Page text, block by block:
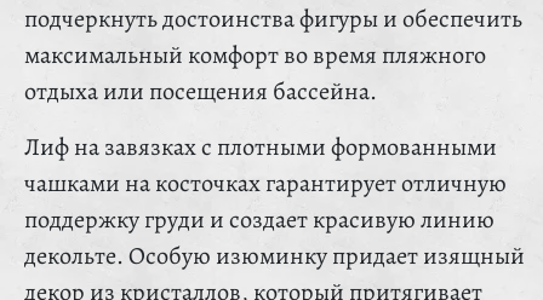
подчеркнуть достоинства фигуры и обеспечить
максимальный комфорт во время пляжного
отдыха или посещения бассейна.
Лиф на завязках с плотными формованными
чашками на косточках гарантирует отличную
поддержку груди и создает красивую линию
декольте. Особую изюминку придает изящный
декор из кристаллов, который притягивает